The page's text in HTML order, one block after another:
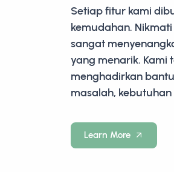
Setiap fitur kami
kemudahan.
sangat
yang menarik. Kami
menghadirkan
masalah,
Learn More